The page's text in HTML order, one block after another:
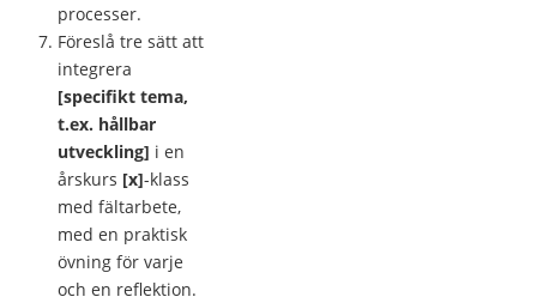
processer.
Föreslå tre sätt att
integrera
[specifikt tema,
t.ex. hållbar
utveckling] i en
årskurs [x]-klass
med fältarbete,
med en praktisk
övning för varje
och en reflektion.